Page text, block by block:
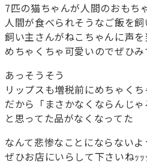
7匹の猫ちゃんが人間のおもち
人間が食べられそうなご飯を
飼い主さんがねこちゃんに声
めちゃくちゃ可愛いのでぜひ
あっそうそう
リップスも増税前にめちゃく
だから「まさかなくならんじゃ
と思ってた品がなくなってた
なんて悲惨なことにならないよ
ぜひお店にいらして下さいねｯｯ